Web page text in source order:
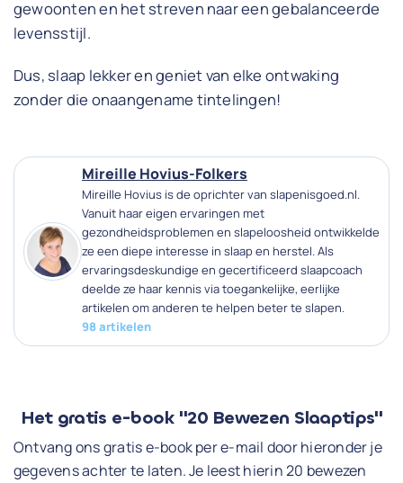
gewoonten en het streven naar een gebalanceerde
levensstijl.
Dus, slaap lekker en geniet van elke ontwaking
zonder die onaangename tintelingen!
Mireille Hovius-Folkers
Mireille Hovius is de oprichter van slapenisgoed.nl.
Vanuit haar eigen ervaringen met
gezondheidsproblemen en slapeloosheid ontwikkelde
ze een diepe interesse in slaap en herstel. Als
ervaringsdeskundige en gecertificeerd slaapcoach
deelde ze haar kennis via toegankelijke, eerlijke
artikelen om anderen te helpen beter te slapen.
98 artikelen
Het gratis e-book "20 Bewezen Slaaptips"
Ontvang ons gratis e-book per e-mail door hieronder je
gegevens achter te laten. Je leest hierin 20 bewezen